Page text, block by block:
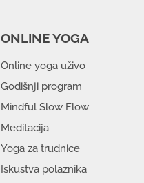
ONLINE YOGA
Online yoga uživo
Godišnji program
Mindful Slow Flow
Meditacija
Yoga za trudnice
Iskustva polaznika